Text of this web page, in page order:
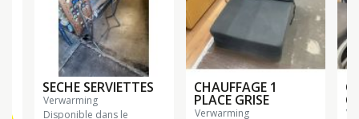
SECHE SERVIETTES
verwarming
Disponible dans le
CHAUFFAGE 1
PLACE GRISE
verwarming